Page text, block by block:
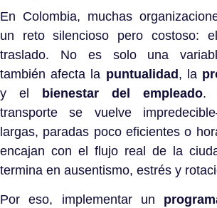
En Colombia, muchas
un reto silencioso pero costoso:
traslado. No es solo una
también afecta la puntualidad, la
y el bienestar del empleado.
transporte se vuelve
largas, paradas poco eficientes o
encajan con el flujo real de la
termina en ausentismo, estrés y
Por eso, implementar un